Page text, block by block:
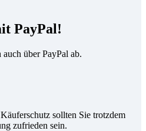
PayPal!
über PayPal ab.
sollten Sie trotzdem
zufrieden sein.